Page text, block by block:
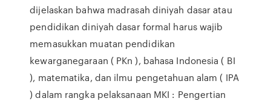
dijelaskan bahwa madrasah diniyah dasar atau
pendidikan diniyah dasar formal harus wajib
memasukkan muatan pendidikan
kewarganegaraan ( PKn ), bahasa Indonesia ( BI
), matematika, dan ilmu pengetahuan alam ( IPA
) dalam rangka pelaksanaan MKI : Pengertian